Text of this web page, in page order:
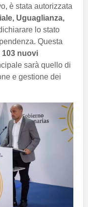
è stata autorizzata
Uguaglianza,
lo stato
Questa
103 nuovi
sarà quello di
e gestione dei